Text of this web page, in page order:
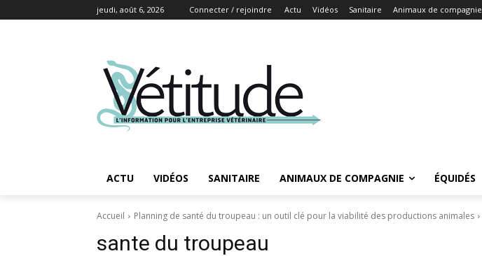
jeudi, août 6, 2026 Connecter / rejoindre Actu Vidéos Sanitaire Animaux de compagnie
ACTU VIDÉOS SANITAIRE ANIMAUX DE COMPAGNIE ÉQUIDÉS
Accueil Planning de santé du troupeau : un outil clé pour la viabilité des productions animales
sante du troupeau